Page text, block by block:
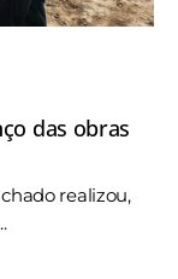
das obras
realizou,